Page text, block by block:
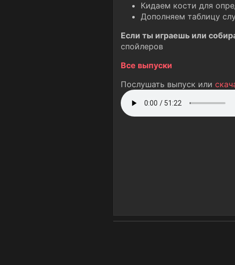
Кидаем кости для
Дополняем таблицу
Если ты играешь или
спойлеров
Все выпуски
Послушать выпуск или